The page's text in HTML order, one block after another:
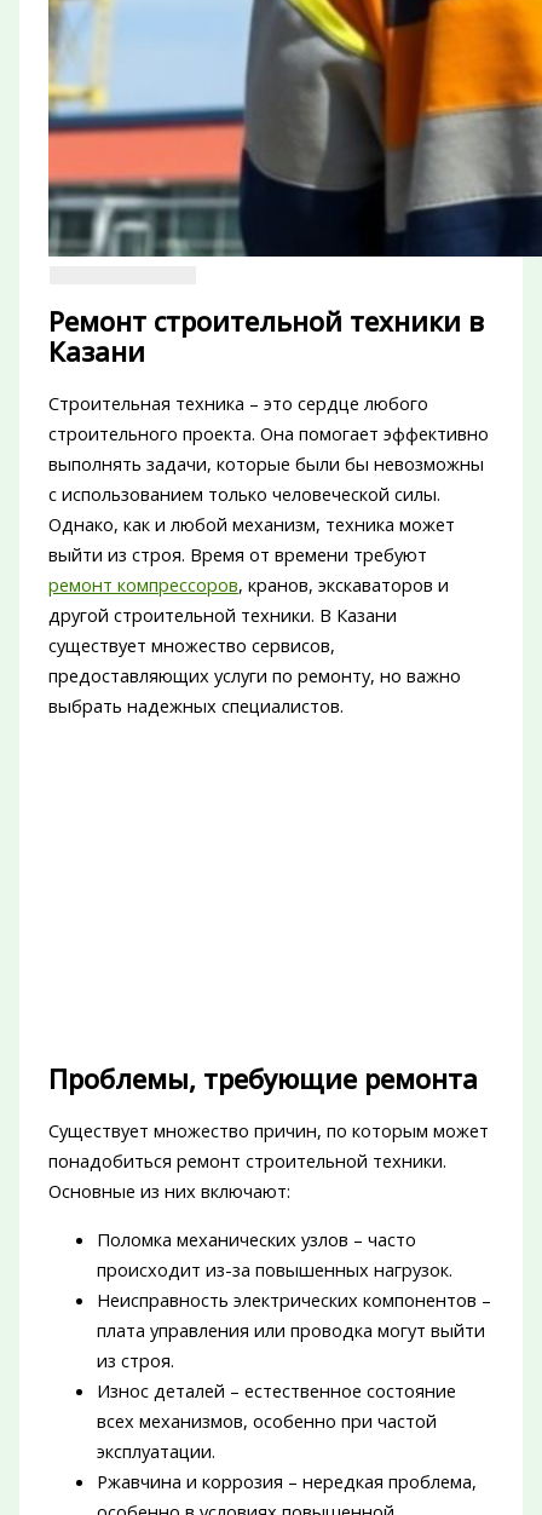
Ремонт строительной техники в
Казани
Строительная техника – это сердце любого
строительного проекта. Она помогает эффективно
выполнять задачи, которые были бы невозможны
с использованием только человеческой силы.
Однако, как и любой механизм, техника может
выйти из строя. Время от времени требуют
ремонт компрессоров, кранов, экскаваторов и
другой строительной техники. В Казани
существует множество сервисов,
предоставляющих услуги по ремонту, но важно
выбрать надежных специалистов.
Проблемы, требующие ремонта
Существует множество причин, по которым может
понадобиться ремонт строительной техники.
Основные из них включают:
Поломка механических узлов – часто
происходит из-за повышенных нагрузок.
Неисправность электрических компонентов –
плата управления или проводка могут выйти
из строя.
Износ деталей – естественное состояние
всех механизмов, особенно при частой
эксплуатации.
Ржавчина и коррозия – нередкая проблема,